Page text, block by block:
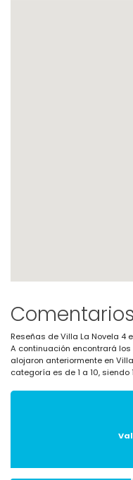
Comentarios
Reseñas de Villa La Novela 4
A continuación encontrará
alojaron anteriormente en
categoría es de 1 a 10,